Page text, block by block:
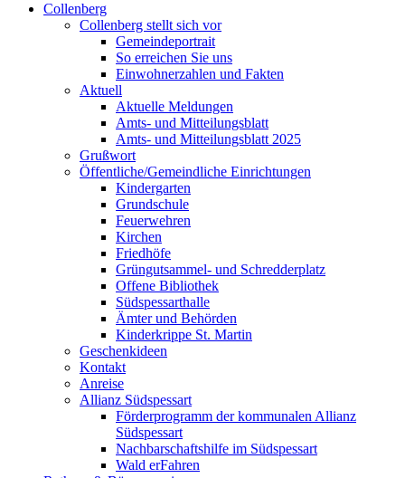
Collenberg
Collenberg stellt sich vor
Gemeindeportrait
So erreichen Sie uns
Einwohnerzahlen und Fakten
Aktuell
Aktuelle Meldungen
Amts- und Mitteilungsblatt
Amts- und Mitteilungsblatt 2025
Grußwort
Öffentliche/Gemeindliche Einrichtungen
Kindergarten
Grundschule
Feuerwehren
Kirchen
Friedhöfe
Grüngutsammel- und Schredderplatz
Offene Bibliothek
Südspessarthalle
Ämter und Behörden
Kinderkrippe St. Martin
Geschenkideen
Kontakt
Anreise
Allianz Südspessart
Förderprogramm der kommunalen Allianz
Südspessart
Nachbarschaftshilfe im Südspessart
Wald erFahren